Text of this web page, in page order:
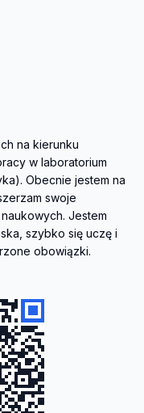
na kierunku
w laboratorium
Obecnie jestem na
swoje
Jestem
szybko się uczę i
obowiązki.